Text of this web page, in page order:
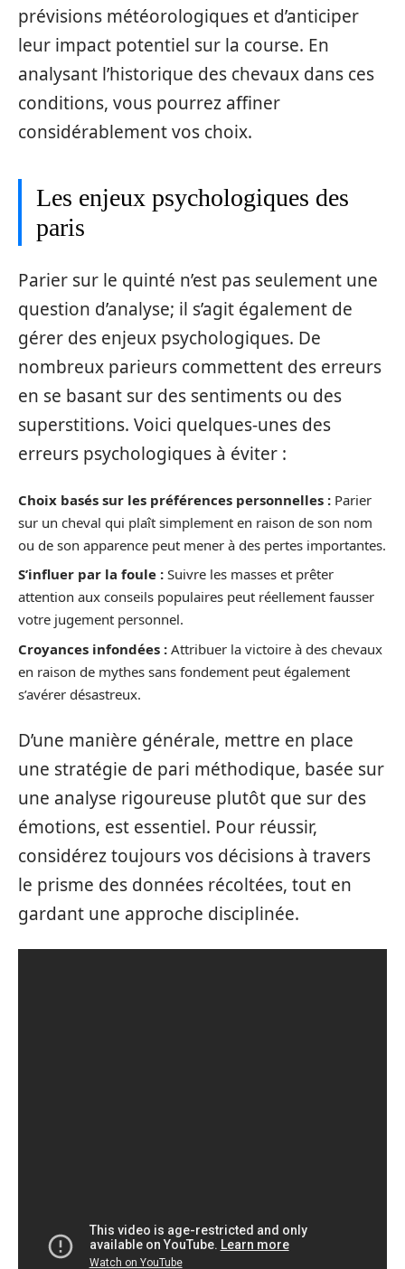
prévisions météorologiques et d’anticiper
leur impact potentiel sur la course. En
analysant l’historique des chevaux dans ces
conditions, vous pourrez affiner
considérablement vos choix.
Les enjeux psychologiques des
paris
Parier sur le quinté n’est pas seulement une
question d’analyse; il s’agit également de
gérer des enjeux psychologiques. De
nombreux parieurs commettent des erreurs
en se basant sur des sentiments ou des
superstitions. Voici quelques-unes des
erreurs psychologiques à éviter :
Choix basés sur les préférences personnelles : Parier
sur un cheval qui plaît simplement en raison de son nom
ou de son apparence peut mener à des pertes importantes.
S’influer par la foule : Suivre les masses et prêter
attention aux conseils populaires peut réellement fausser
votre jugement personnel.
Croyances infondées : Attribuer la victoire à des chevaux
en raison de mythes sans fondement peut également
s’avérer désastreux.
D’une manière générale, mettre en place
une stratégie de pari méthodique, basée sur
une analyse rigoureuse plutôt que sur des
émotions, est essentiel. Pour réussir,
considérez toujours vos décisions à travers
le prisme des données récoltées, tout en
gardant une approche disciplinée.